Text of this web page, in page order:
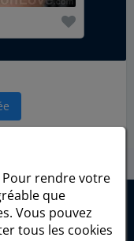
rendre votre
que
Vous pouvez
tous les cookies